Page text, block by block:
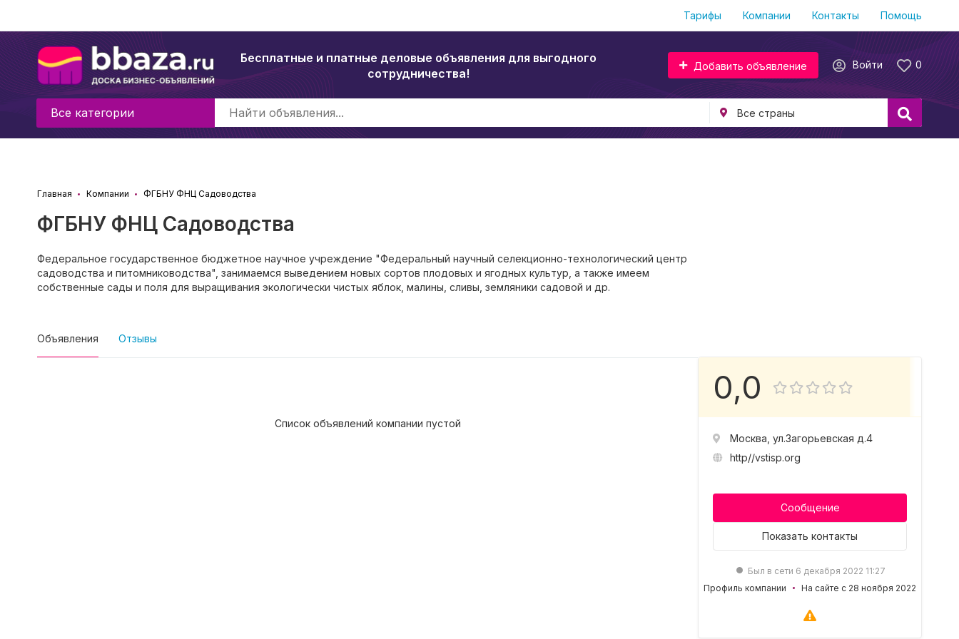
Тарифы Компании Контакты Помощь
Бесплатные и платные деловые объявления для выгодного
сотрудничества!
0
Войти
Добавить объявление
Все категории
Главная Компании ФГБНУ ФНЦ Садоводства
ФГБНУ ФНЦ Садоводства
Федеральное государственное бюджетное научное учреждение "Федеральный научный селекционно-технологический центр
садоводства и питомниководства", занимаемся выведением новых сортов плодовых и ягодных культур, а также имеем
собственные сады и поля для выращивания экологически чистых яблок, малины, сливы, земляники садовой и др.
Объявления Отзывы
Список объявлений компании пустой
0,0
Москва, ул.Загорьевская д.4
http//vstisp.org
Сообщение
Показать контакты
Был в сети 6 декабря 2022 11:27
Профиль компании
На сайте с 28 ноября 2022